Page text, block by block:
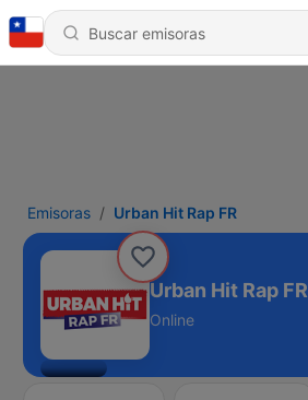
Emisoras Urban Hit Rap FR
Urban Hit Rap FR
Online